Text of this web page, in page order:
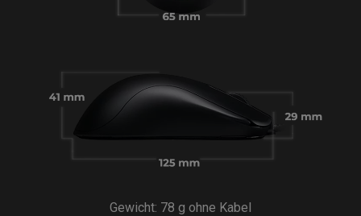
Gewicht: 78 g ohne Kabel